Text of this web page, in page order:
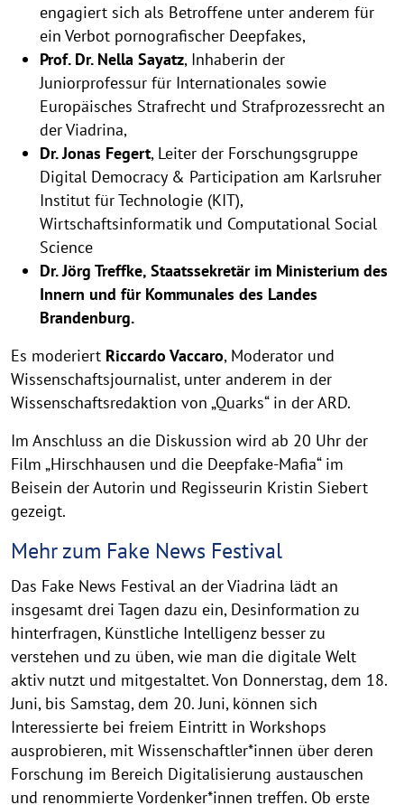
l
p
n
engagiert sich als Betroffene unter anderem für
ein Verbot pornografischer Deepfakes,
Prof. Dr. Nella Sayatz, Inhaberin der
Juniorprofessur für Internationales sowie
Europäisches Strafrecht und Strafprozessrecht an
der Viadrina,
Dr. Jonas Fegert, Leiter der Forschungsgruppe
Digital Democracy & Participation am Karlsruher
Institut für Technologie (KIT),
Wirtschaftsinformatik und Computational Social
Science
Dr. Jörg Treffke, Staatssekretär im Ministerium des
Innern und für Kommunales des Landes
Brandenburg.
Es moderiert Riccardo Vaccaro, Moderator und
Wissenschaftsjournalist, unter anderem in der
Wissenschaftsredaktion von „Quarks“ in der ARD.
Im Anschluss an die Diskussion wird ab 20 Uhr der
Film „Hirschhausen und die Deepfake-Mafia“ im
Beisein der Autorin und Regisseurin Kristin Siebert
gezeigt.
Mehr zum Fake News Festival
Das Fake News Festival an der Viadrina lädt an
insgesamt drei Tagen dazu ein, Desinformation zu
hinterfragen, Künstliche Intelligenz besser zu
verstehen und zu üben, wie man die digitale Welt
aktiv nutzt und mitgestaltet. Von Donnerstag, dem 18.
Juni, bis Samstag, dem 20. Juni, können sich
Interessierte bei freiem Eintritt in Workshops
ausprobieren, mit Wissenschaftler*innen über deren
Forschung im Bereich Digitalisierung austauschen
und renommierte Vordenker*innen treffen. Ob erste